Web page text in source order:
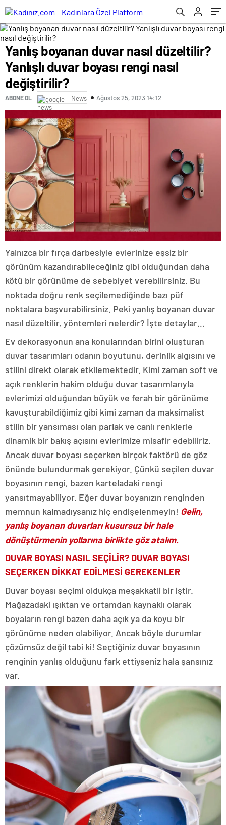
Yanlış boyanan duvar nasıl düzeltilir?
Yanlışlı duvar boyası rengi nasıl
değiştirilir?
ABONE OL News Ağustos 25, 2023 14:12
Yalnızca bir fırça darbesiyle evlerinize eşsiz bir
görünüm kazandırabileceğiniz gibi olduğundan daha
kötü bir görünüme de sebebiyet verebilirsiniz. Bu
noktada doğru renk seçilemediğinde bazı püf
noktalara başvurabilirsiniz. Peki yanlış boyanan duvar
nasıl düzeltilir, yöntemleri nelerdir? İşte detaylar…
Ev dekorasyonun ana konularından birini oluşturan
duvar tasarımları odanın boyutunu, derinlik algısını ve
stilini direkt olarak etkilemektedir. Kimi zaman soft ve
açık renklerin hakim olduğu duvar tasarımlarıyla
evlerimizi olduğundan büyük ve ferah bir görünüme
kavuşturabildiğimiz gibi kimi zaman da maksimalist
stilin bir yansıması olan parlak ve canlı renklerle
dinamik bir bakış açısını evlerimize misafir edebiliriz.
Ancak duvar boyası seçerken birçok faktörü de göz
önünde bulundurmak gerekiyor. Çünkü seçilen duvar
boyasının rengi, bazen karteladaki rengi
yansıtmayabiliyor. Eğer duvar boyanızın renginden
memnun kalmadıysanız hiç endişelenmeyin! Gelin,
yanlış boyanan duvarları kusursuz bir hale
dönüştürmenin yollarına birlikte göz atalım.
DUVAR BOYASI NASIL SEÇİLİR? DUVAR BOYASI
SEÇERKEN DİKKAT EDİLMESİ GEREKENLER
Duvar boyası seçimi oldukça meşakkatli bir iştir.
Mağazadaki ışıktan ve ortamdan kaynaklı olarak
boyaların rengi bazen daha açık ya da koyu bir
görünüme neden olabiliyor. Ancak böyle durumlar
çözümsüz değil tabi ki! Seçtiğiniz duvar boyasının
renginin yanlış olduğunu fark ettiyseniz hala şansınız
var.